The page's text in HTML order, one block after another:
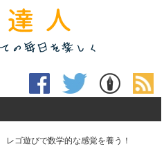
レゴ遊びで数学的な感覚を養う！